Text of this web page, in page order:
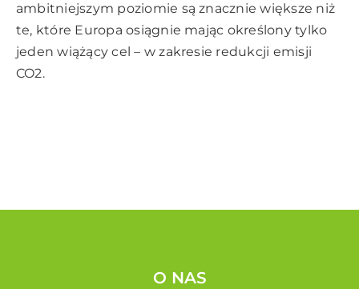
ambitniejszym poziomie są znacznie większe niż
te, które Europa osiągnie mając określony tylko
jeden wiążący cel – w zakresie redukcji emisji
CO2.
O NAS